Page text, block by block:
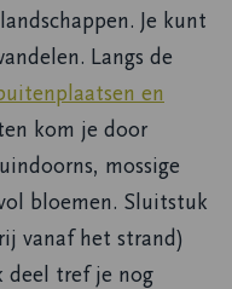
Je kunt
Langs de
en
kom je door
mossige
bloemen. Sluitstuk
vanaf het strand)
deel tref je nog